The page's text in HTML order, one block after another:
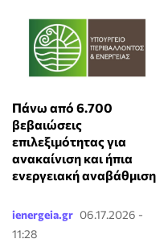
Πάνω από 6.700
βεβαιώσεις
επιλεξιμότητας για
ανακαίνιση και ήπια
ενεργειακή αναβάθμιση
ienergeia.gr 06.17.2026 -
11:28